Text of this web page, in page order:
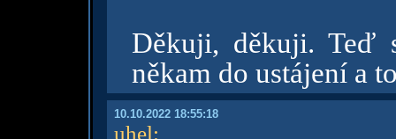
Děkuji, děkuji. Teď
někam do ustájení a
10.10.2022 18:55:18
uhel: